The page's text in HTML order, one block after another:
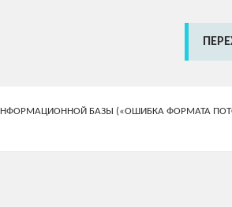
БАЗЫ («ОШИБКА ФОРМАТА